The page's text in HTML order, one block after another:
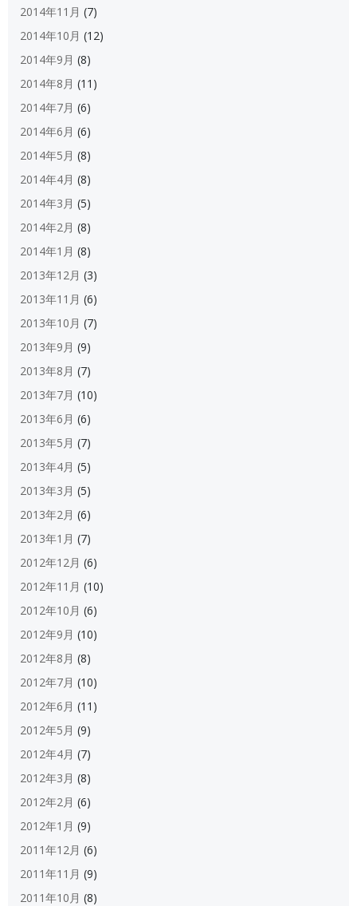
2014年11月 (7)
2014年10月 (12)
2014年9月 (8)
2014年8月 (11)
2014年7月 (6)
2014年6月 (6)
2014年5月 (8)
2014年4月 (8)
2014年3月 (5)
2014年2月 (8)
2014年1月 (8)
2013年12月 (3)
2013年11月 (6)
2013年10月 (7)
2013年9月 (9)
2013年8月 (7)
2013年7月 (10)
2013年6月 (6)
2013年5月 (7)
2013年4月 (5)
2013年3月 (5)
2013年2月 (6)
2013年1月 (7)
2012年12月 (6)
2012年11月 (10)
2012年10月 (6)
2012年9月 (10)
2012年8月 (8)
2012年7月 (10)
2012年6月 (11)
2012年5月 (9)
2012年4月 (7)
2012年3月 (8)
2012年2月 (6)
2012年1月 (9)
2011年12月 (6)
2011年11月 (9)
2011年10月 (8)